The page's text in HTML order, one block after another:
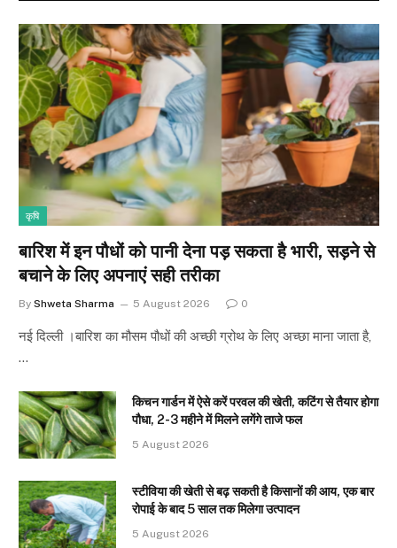
कृषि
बारिश में इन पौधों को पानी देना पड़ सकता है भारी, सड़ने से
बचाने के लिए अपनाएं सही तरीका
By Shweta Sharma 5 August 2026 0
नई दिल्ली ।बारिश का मौसम पौधों की अच्छी ग्रोथ के लिए अच्छा माना जाता है,
…
किचन गार्डन में ऐसे करें परवल की खेती, कटिंग से तैयार होगा
पौधा, 2-3 महीने में मिलने लगेंगे ताजे फल
5 August 2026
स्टीविया की खेती से बढ़ सकती है किसानों की आय, एक बार
रोपाई के बाद 5 साल तक मिलेगा उत्पादन
5 August 2026